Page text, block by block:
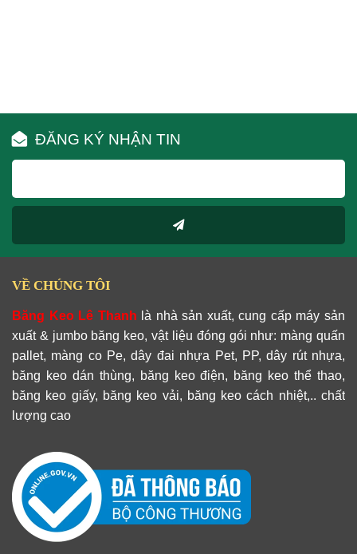
ĐĂNG KÝ NHẬN TIN
VỀ CHÚNG TÔI
Băng Keo Lê Thanh là nhà sản xuất, cung cấp máy sản
xuất & jumbo băng keo, vật liệu đóng gói như: màng quấn
pallet, màng co Pe, dây đai nhựa Pet, PP, dây rút nhựa,
băng keo dán thùng, băng keo điện, băng keo thể thao,
băng keo giấy, băng keo vải, băng keo cách nhiệt,.. chất
lượng cao